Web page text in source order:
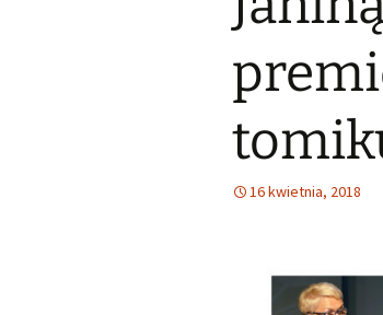
Deklaracja dostępności
Godziny pracy
16 kwietnia, 2018